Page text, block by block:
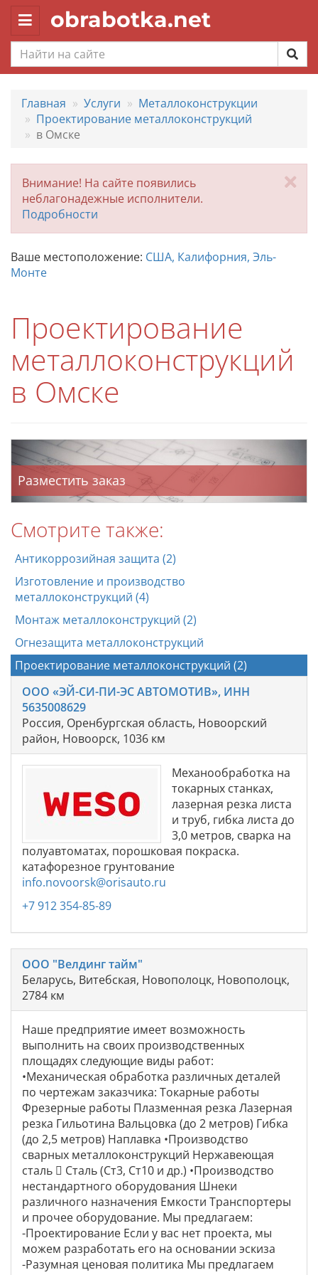
Toggle
navigation
obrabotka.net
Главная Услуги
Металлоконструкции
Проектирование металлоконструкций
в Омске
Внимание! На сайте появились
неблагонадежные исполнители.
Подробности
Ваше местоположение: США, Калифорния, Эль-
Монте
Проектирование
металлоконструкций
в Омске
Разместить заказ
Смотрите также:
Антикоррозийная защита (2)
Изготовление и производство
металлоконструкций (4)
Монтаж металлоконструкций (2)
Огнезащита металлоконструкций
Проектирование металлоконструкций (2)
ООО «ЭЙ-СИ-ПИ-ЭС АВТОМОТИВ», ИНН
5635008629
Россия, Оренбургская область, Новоорский
район, Новоорск, 1036 км
Механообработка на
токарных станках,
лазерная резка листа
и труб, гибка листа до
3,0 метров, сварка на
полуавтоматах, порошковая покраска.
катафорезное грунтование
info.novoorsk@orisauto.ru
+7 912 354-85-89
ООО "Велдинг тайм"
Беларусь, Витебская, Новополоцк, Новополоцк,
2784 км
Наше предприятие имеет возможность
выполнить на своих производственных
площадях следующие виды работ:
•Механическая обработка различных деталей
по чертежам заказчика: Токарные работы
Фрезерные работы Плазменная резка Лазерная
резка Гильотина Вальцовка (до 2 метров) Гибка
(до 2,5 метров) Наплавка •Производство
сварных металлоконструкций Нержавеющая
сталь  Сталь (Ст3, Ст10 и др.) •Производство
нестандартного оборудования Шнеки
различного назначения Емкости Транспортеры
и прочее оборудование. Мы предлагаем:
-Проектирование Если у вас нет проекта, мы
можем разработать его на основании эскиза
-Разумная ценовая политика Мы предлагаем